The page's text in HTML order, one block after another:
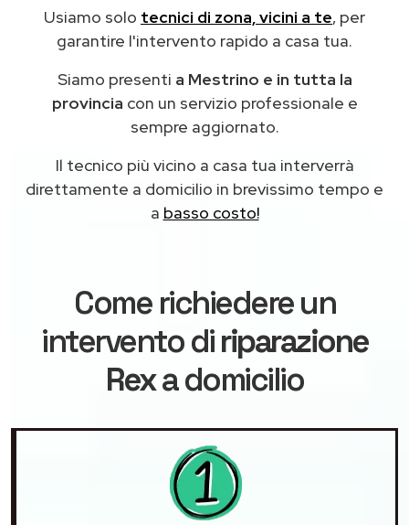
Usiamo solo tecnici di zona, vicini a te, per
garantire l'intervento rapido a casa tua.
Siamo presenti a Mestrino e in tutta la
provincia con un servizio professionale e
sempre aggiornato.
Il tecnico più vicino a casa tua interverrà
direttamente a domicilio in brevissimo tempo e
a basso costo!
Come richiedere un
intervento diriparazione
Rexa domicilio